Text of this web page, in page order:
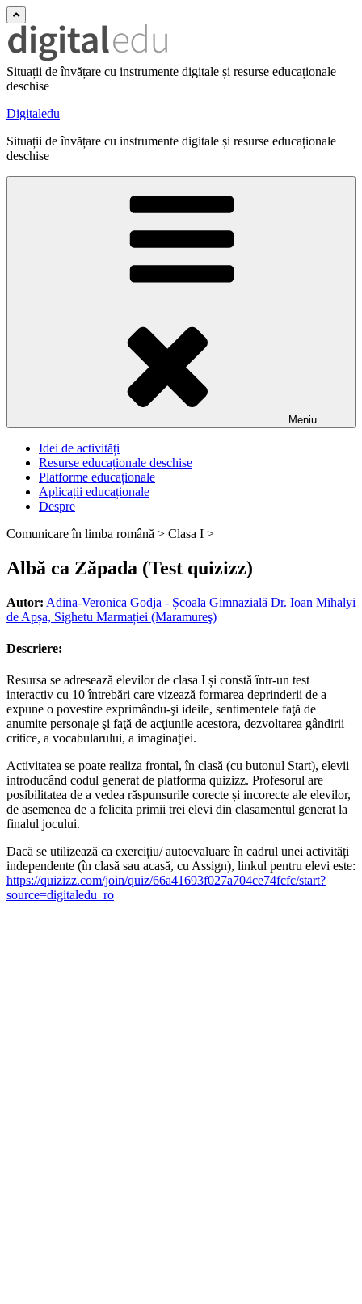
Situații de învățare cu instrumente digitale și resurse educaționale
deschise
Digitaledu
Situații de învățare cu instrumente digitale și resurse educaționale
deschise
Meniu
Idei de activități
Resurse educaționale deschise
Platforme educaționale
Aplicații educaționale
Despre
Comunicare în limba română > Clasa I >
Albă ca Zăpada (Test quizizz)
Autor: Adina-Veronica Godja - Școala Gimnazială Dr. Ioan Mihalyi
de Apșa, Sighetu Marmației (Maramureş)
Descriere:
Resursa se adresează elevilor de clasa I și constă într-un test
interactiv cu 10 întrebări care vizează formarea deprinderii de a
expune o povestire exprimându-şi ideile, sentimentele faţă de
anumite personaje şi faţă de acţiunile acestora, dezvoltarea gândirii
critice, a vocabularului, a imaginaţiei.
Activitatea se poate realiza frontal, în clasă (cu butonul Start), elevii
introducând codul generat de platforma quizizz. Profesorul are
posibilitatea de a vedea răspunsurile corecte și incorecte ale elevilor,
de asemenea de a felicita primii trei elevi din clasamentul generat la
finalul jocului.
Dacă se utilizează ca exercițiu/ autoevaluare în cadrul unei activități
independente (în clasă sau acasă, cu Assign), linkul pentru elevi este:
https://quizizz.com/join/quiz/66a41693f027a704ce74fcfc/start?
source=digitaledu_ro